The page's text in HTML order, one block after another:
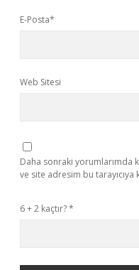
E-Posta*
Web Sitesi
Daha sonraki yorumlarımda
ve site adresim bu tarayıcıya
6 + 2 kaçtır?*